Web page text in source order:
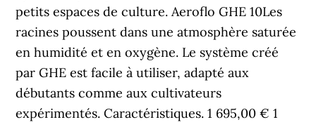
petits espaces de culture. Aeroflo GHE 10Les
racines poussent dans une atmosphère saturée
en humidité et en oxygène. Le système créé
par GHE est facile à utiliser, adapté aux
débutants comme aux cultivateurs
expérimentés. Caractéristiques. 1 695,00 € 1